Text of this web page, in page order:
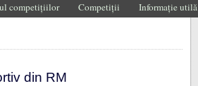
competițiilor Competiții Informație utilă
din RM